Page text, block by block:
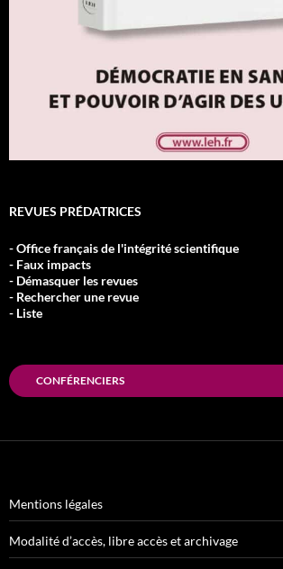
REVUES PRÉDATRICES
- Office français de l'intégrité scientifique
- Faux impacts
- Démasquer les revues
- Rechercher une revue
- Liste
CONFÉRENCIERS
Mentions légales
Modalité d’accès, libre accès et archivage